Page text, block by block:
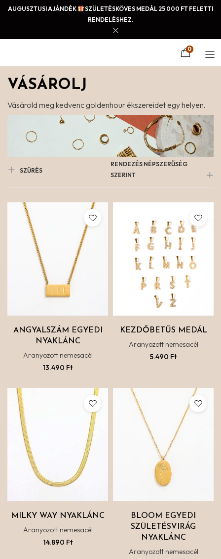
AUGUSZTUSI AJÁNDÉK
SZÜLETÉSKÖVES MEDÁL 25 000 FT FELETTI
RENDELÉSHEZ.
0
VÁSÁROLJ
Vásárold meg kedvenc goldenhour ékszereidet egy helyen.
SZŰRÉS
RENDEZÉS NÉPSZERŰSÉG
SZERINT
ANGYALSZÁM EGYEDI
NYAKLÁNC
Aranyozott nemesacél
13.490 Ft
KEZDŐBETŰS MEDÁL
Aranyozott nemesacél
5.490 Ft
MILKY WAY NYAKLÁNC
Aranyozott nemesacél
14.890 Ft
BLOOM EGYEDI
SZÜLETÉSVIRÁG
NYAKLÁNC
Aranyozott nemesacél